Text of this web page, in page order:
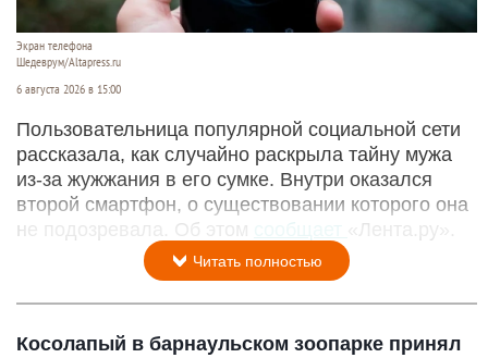
Экран телефона
Шедеврум/Altapress.ru
6 августа 2026 в 15:00
Пользовательница популярной социальной сети
рассказала, как случайно раскрыла тайну мужа
из-за жужжания в его сумке. Внутри оказался
второй смартфон, о существовании которого она
не подозревала. Об этом
сообщает «Лента.ру».
Читать полностью
Косолапый в барнаульском зоопарке принял